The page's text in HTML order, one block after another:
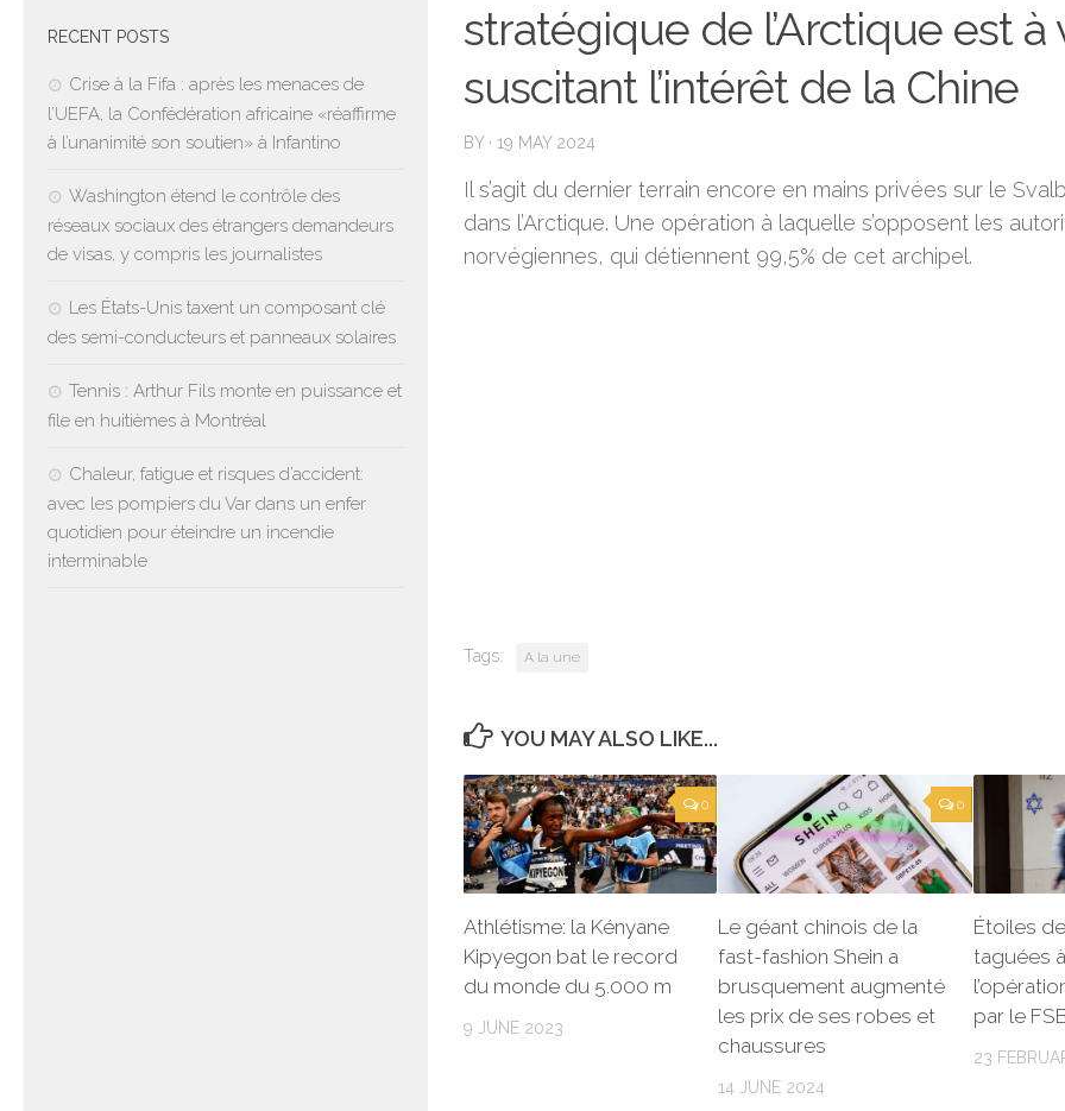
stratégique de l’Arctique est à
suscitant l’intérêt de la Chine
BY · 19 MAY 2024
Il s’agit du dernier terrain encore en mains privées sur le
dans l’Arctique. Une opération à laquelle s’opposent les
norvégiennes, qui détiennent 99,5% de cet archipel.
Tags: A la une
YOU MAY ALSO LIKE...
0
Athlétisme: la Kényane
Kipyegon bat le record
du monde du 5.000 m
9 JUNE 2023
0
Le géant chinois de la
fast-fashion Shein a
brusquement augmenté
les prix de ses robes et
chaussures
14 JUNE 2024
Étoiles
taguées
par le
23
RECENT POSTS
Crise à la Fifa : après les menaces de
l’UEFA, la Confédération africaine «réaffirme
à l’unanimité son soutien» à Infantino
Washington étend le contrôle des
réseaux sociaux des étrangers demandeurs
de visas, y compris les journalistes
Les États-Unis taxent un composant clé
des semi-conducteurs et panneaux solaires
Tennis : Arthur Fils monte en puissance et
file en huitièmes à Montréal
Chaleur, fatigue et risques d’accident:
avec les pompiers du Var dans un enfer
quotidien pour éteindre un incendie
interminable